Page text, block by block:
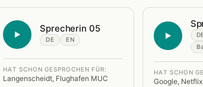
Sprecherin 05
DE EN
HAT SCHON GESPROCHEN FÜR:
Langenscheidt, Flughafen MUC
HAT SCHON
Google,